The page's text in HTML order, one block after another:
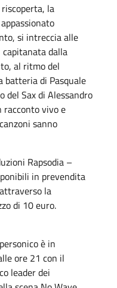
la
si intreccia alle
capitanata dalla
al ritmo del
batteria di Pasquale
del Sax di Alessandro
racconto vivo e
sanno
Rapsodia –
in prevendita
la
di 10 euro.
è in
ore 21 con il
leader dei